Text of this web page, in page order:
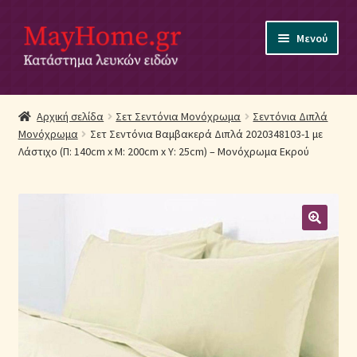
Απευθείας
μετάβαση
στην
Μετάβαση
σε
περιεχόμενο
Μενού
Αρχική
Ακύρωση Παραγγελίας
Επικοινωνία
Επιστροφές Προϊόντων
Αρχική σελίδα Σετ Σεντόνια Μονόχρωμα
Σεντόνια Διπλά
Μονόχρωμα
Σετ Σεντόνια Βαμβακερά Διπλά 2020348103-1 με
Λάστιχο (Π: 140cm x Μ: 200cm x Υ: 25cm) – Μονόχρωμα Εκρού